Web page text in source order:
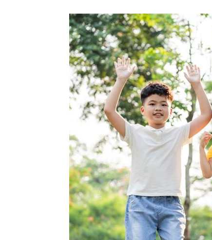
設備大廠的「他」！上半年獲利達去
外資砍它2萬張 38萬股東拿綠螢光棒
台灣彩券開獎直播中 20:31
LIVE三立+24小時直播 15:27
三立iNEWS新聞台線上直播 18:00
理想混蛋號召粉絲跨海追星吃美食！